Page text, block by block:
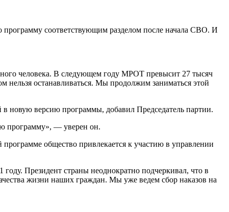
соответствующим разделом после начала СВО. И
человека. В следующем году МРОТ превысит 27 тысяч
останавливаться. Мы продолжим заниматься этой
в новую версию программы, добавил Председатель партии.
программу», — уверен он.
общество привлекается к участию в управлении
Президент страны неоднократно подчеркивал, что в
жизни наших граждан. Мы уже ведем сбор наказов на